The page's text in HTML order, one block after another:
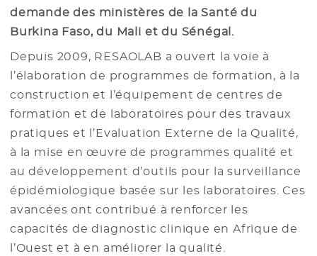
demande des ministères de la Santé du
Burkina Faso, du Mali et du Sénégal.
Depuis 2009, RESAOLAB a ouvert la voie à
l’élaboration de programmes de formation, à la
construction et l’équipement de centres de
formation et de laboratoires pour des travaux
pratiques et l’Evaluation Externe de la Qualité,
à la mise en œuvre de programmes qualité et
au développement d’outils pour la surveillance
épidémiologique basée sur les laboratoires. Ces
avancées ont contribué à renforcer les
capacités de diagnostic clinique en Afrique de
l’Ouest et à en améliorer la qualité.